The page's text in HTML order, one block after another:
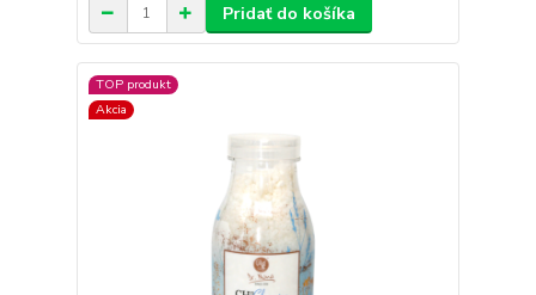
Pridať do košíka
TOP produkt
Akcia